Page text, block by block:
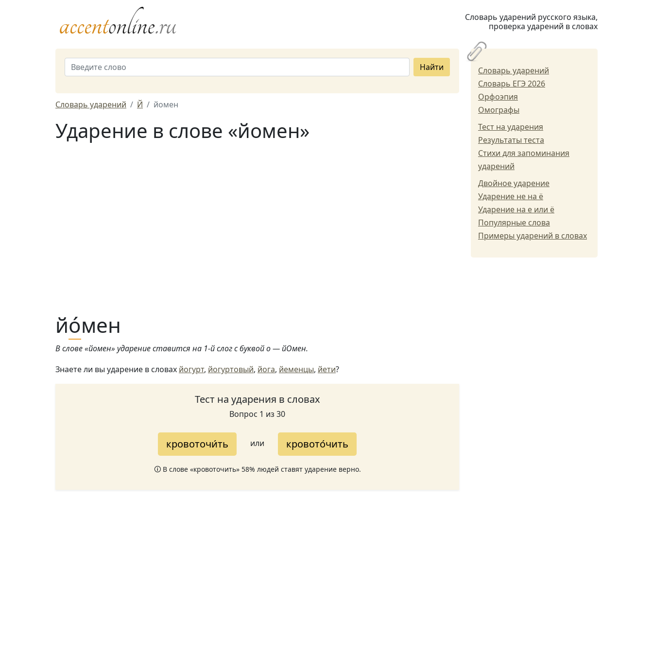
Словарь ударений русского языка,
проверка ударений в словах
Найти
Словарь ударений Й йомен
Ударение в слове «йомен»
йо́мен
В слове «йомен» ударение ставится на 1-й слог с буквой о — йОмен.
Знаете ли вы ударение в словах йогурт, йогуртовый, йога, йеменцы, йети?
Тест на ударения в словах
Вопрос 1 из 30
кровоточи́ть или кровото́чить
🛈 В слове «кровоточить» 58% людей ставят ударение верно.
Словарь ударений
Словарь ЕГЭ 2026
Орфоэпия
Омографы
Тест на ударения
Результаты теста
Стихи для запоминания
ударений
Двойное ударение
Ударение не на ё
Ударение на е или ё
Популярные слова
Примеры ударений в словах